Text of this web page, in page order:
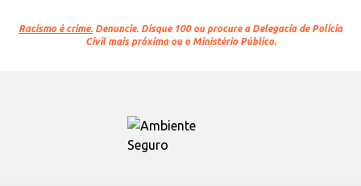
Racismo é crime. Denuncie. Disque 100 ou procure a Delegacia de Polícia
Civil mais próxima ou o Ministério Público.